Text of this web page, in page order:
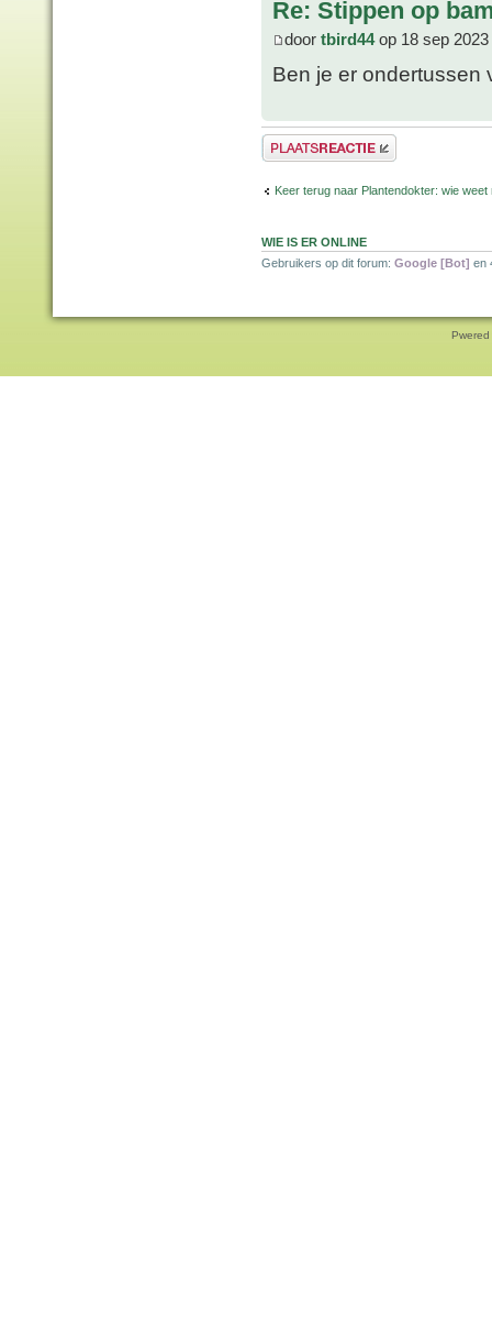
Re: Stippen op
door tbird44op 18 sep 2023
Ben je er ondertussen
Plaats een reactie
Keer terug naar Plantendokter: wie weet
WIE IS ER ONLINE
Gebruikers op dit forum: Google [Bot] en